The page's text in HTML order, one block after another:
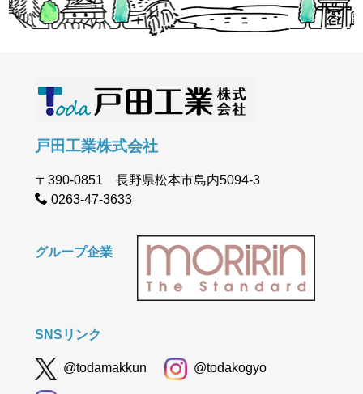
戸田工業株式会社
〒390-0851 長野県松本市島内5094-3
0263-47-3633
グループ企業
SNSリンク
@todamakkun @todakogyo